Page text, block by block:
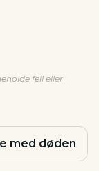
feil eller
med døden